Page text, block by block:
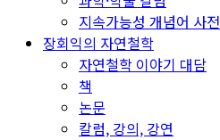
지속가능성 개념어 사전
장회익의 자연철학
자연철학 이야기 대담
책
논문
칼럼, 강의, 강연